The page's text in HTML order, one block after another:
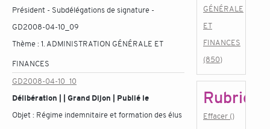
Président - Subdélégations de signature -
GD2008-04-10_09
Thème :1. ADMINISTRATION GÉNÉRALE ET
FINANCES
GD2008-04-10_10
Délibération | | Grand Dijon | Publié le
Objet : Régime indemnitaire et formation des élus
GÉNÉRALE
ET
FINANCES
(850)
Rubrique
Effacer ()